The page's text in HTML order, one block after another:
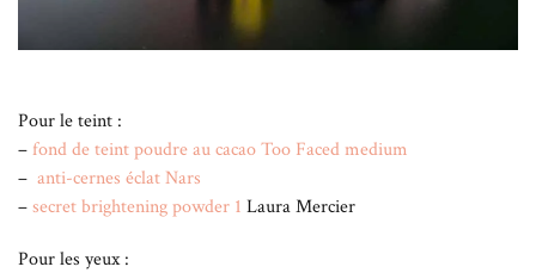
Pour le teint :
–fond de teint poudre au cacao Too Faced medium
– anti-cernes éclat Nars
–secret brightening powder 1 Laura Mercier
Pour les yeux :